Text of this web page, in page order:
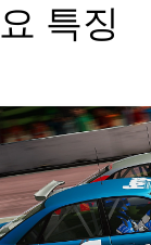
특징